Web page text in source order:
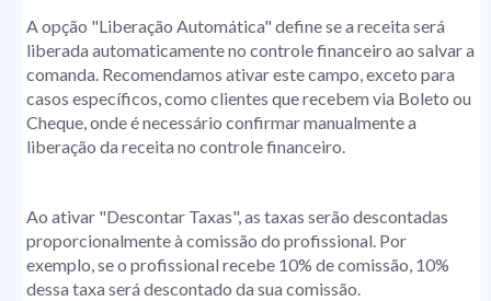
A opção "Liberação Automática" define se a receita será
liberada automaticamente no controle financeiro ao salvar a
comanda. Recomendamos ativar este campo, exceto para
casos específicos, como clientes que recebem via Boleto ou
Cheque, onde é necessário confirmar manualmente a
liberação da receita no controle financeiro.
Ao ativar "Descontar Taxas", as taxas serão descontadas
proporcionalmente à comissão do profissional. Por
exemplo, se o profissional recebe 10% de comissão, 10%
dessa taxa será descontado da sua comissão.